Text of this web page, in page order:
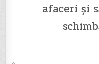
afaceri și